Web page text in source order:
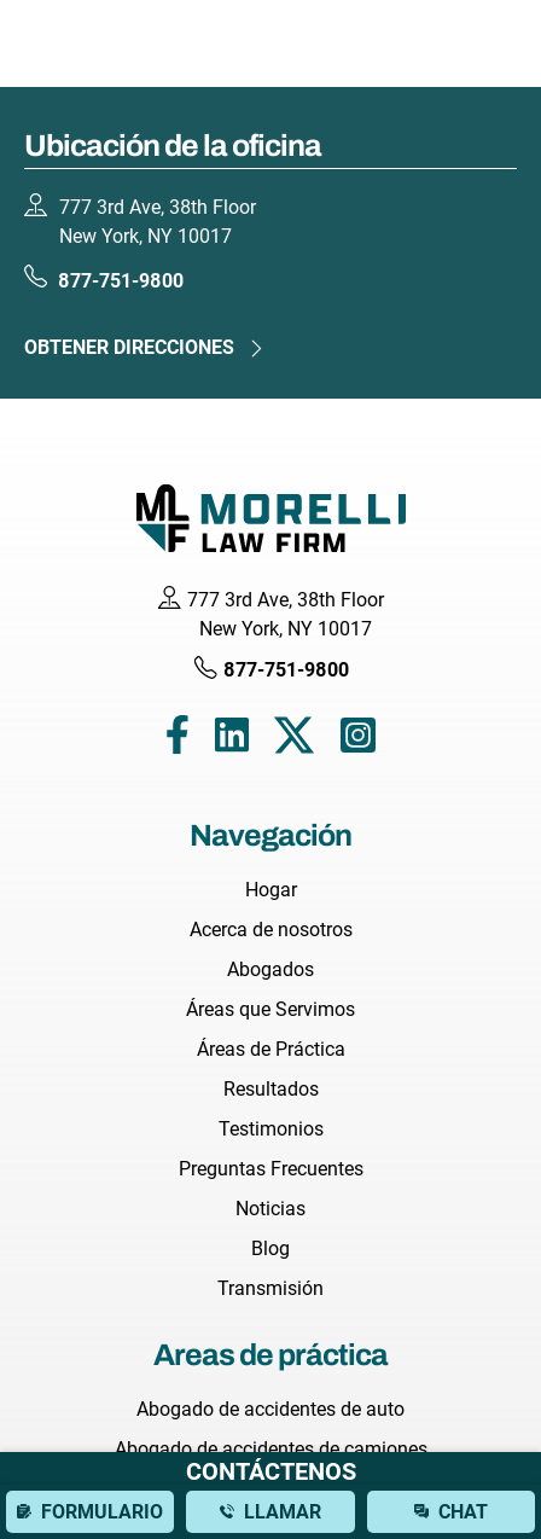
Ubicación de la oficina
777 3rd Ave, 38th Floor
New York, NY 10017
877-751-9800
OBTENER DIRECCIONES
777 3rd Ave, 38th Floor
New York, NY 10017
877-751-9800
Navegación
Hogar
Acerca de nosotros
Abogados
Áreas que Servimos
Áreas de Práctica
Resultados
Testimonios
Preguntas Frecuentes
Noticias
Blog
Transmisión
Areas de práctica
Abogado de accidentes de auto
Abogado de accidentes de camiones
Abogado de Accidentes de construcción
Abogada de muerte injusta
CONTÁCTENOS
FORMULARIO LLAMAR CHAT